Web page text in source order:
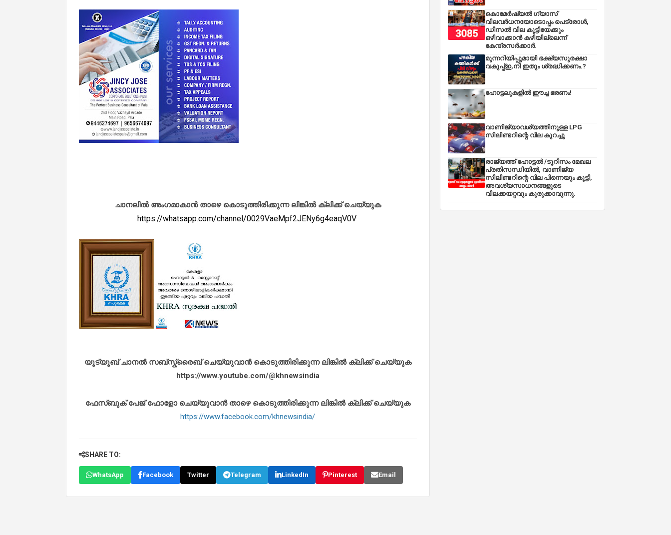
ചാനലിൽ അംഗമാകാൻ താഴെ കൊടുത്തിരിക്കുന്ന ലിങ്കിൽ ക്ലിക്ക് ചെയ്യുക
https://whatsapp.com/channel/0029VaeMpf2JENy6g4eaqV0V
യൂട്യൂബ് ചാനൽ സബ്സ്ക്രൈബ് ചെയ്യുവാൻ കൊടുത്തിരിക്കുന്ന ലിങ്കിൽ ക്ലിക്ക് ചെയ്യുക
https://www.youtube.com/@khnewsindia
ഫേസ്ബുക് പേജ് ഫോളോ ചെയ്യുവാൻ താഴെ കൊടുത്തിരിക്കുന്ന ലിങ്കിൽ ക്ലിക്ക് ചെയ്യുക
https://www.facebook.com/khnewsindia/
SHARE TO:
WhatsApp Facebook Twitter Telegram LinkedIn Pinterest Email
കൊമേർഷ്യൽ ഗ്യാസ്
വിലവർധനയോടൊപ്പം പെട്രോൾ,
ഡീസല്‍ വില കൂട്ടിയേക്കും
ഒഴിവാക്കാന്‍ കഴിയില്ലെന്ന്
കേന്ദ്രസര്‍ക്കാര്‍.
മുന്നറിയിപ്പുമായി ഭക്ഷ്യസുരക്ഷാ
വകുപ്പ്ഇ,നി ഇതും ശ്രദ്ധിക്കണം.?
ഹോട്ടലുകളിൽ ഈച്ച ഭരണം!
വാണിജ്യാവശ്യത്തിനുള്ള LPG
സിലിണ്ടറിന്റെ വില കുറച്ചു
രാജ്യത്ത് ഹോട്ടൽ /ടൂറിസം മേഖല
പ്രതിസന്ധിയിൽ, വാണിജ്യ
സിലിണ്ടറിന്റെ വില പിന്നെയും കൂട്ടി,
അവശ്യസാധനങ്ങളുടെ
വിലക്കയറ്റവും കുരുക്കാവുന്നു.